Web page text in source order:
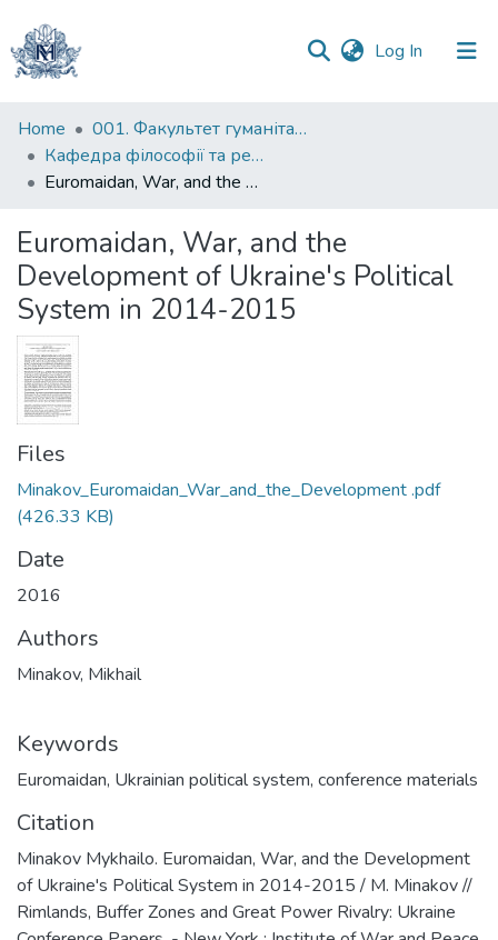
Log In (current)
Communities
&
Collections
Statistics
Home
001. Факультет гуманітарних наук
Кафедра філософії та релігієзнавства
Euromaidan, War, and the Development of Ukraine's Political System in 2014-2015
Euromaidan, War, and the
Development of Ukraine's Political
System in 2014-2015
Files
Minakov_Euromaidan_War_and_the_Development .pdf
(426.33 KB)
Date
2016
Authors
Minakov, Mikhail
Keywords
Euromaidan, Ukrainian political system, conference materials
Citation
Minakov Mykhailo. Euromaidan, War, and the Development
of Ukraine's Political System in 2014-2015 / M. Minakov //
Rimlands, Buffer Zones and Great Power Rivalry: Ukraine